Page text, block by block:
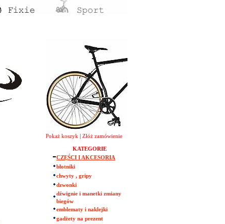
Pokaż koszyk Złóż zamówienie
KATEGORIE
CZĘŚCI I AKCESORIA
błotniki
chwyty , gripy
dzwonki
dźwignie i manetki zmiany
biegów
emblematy i naklejki
gadżety na prezent